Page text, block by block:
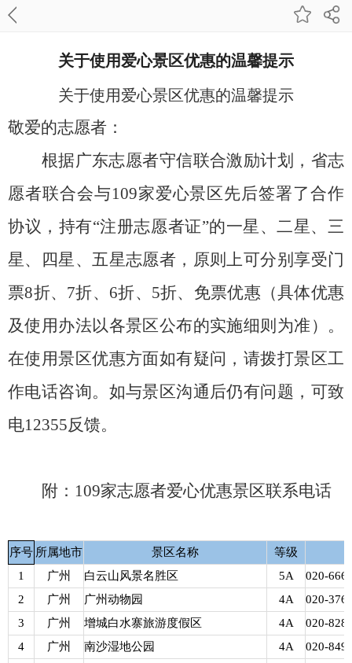
关于使用爱心景区优惠的温馨提示
关于使用爱心景区优惠的温馨提示
敬爱的志愿者：
根据广东志愿者守信联合激励计划，省志
愿者联合会与109家爱心景区先后签署了合作
协议，持有“注册志愿者证”的一星、二星、三
星、四星、五星志愿者，原则上可分别享受门
票8折、7折、6折、5折、免票优惠（具体优惠
及使用办法以各景区公布的实施细则为准）。
在使用景区优惠方面如有疑问，请拨打景区工
作电话咨询。如与景区沟通后仍有问题，可致
电12355反馈。
附： 109家志愿者爱心优惠景区联系电话
序号 所属地市 景区名称 等级
1
广州 白云山风景名胜区 5A
020-
2
广州 广州动物园 4A
020-
3
广州 增城白水寨旅游度假区 4A
020-
4
广州 南沙湿地公园 4A
020-